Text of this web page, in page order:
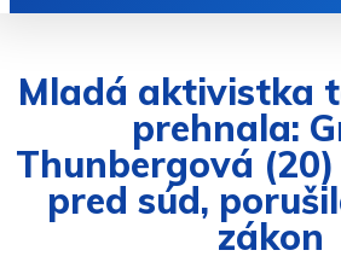
Mladá aktivistka
prehnala:
Thunbergová
pred súd,
zákon